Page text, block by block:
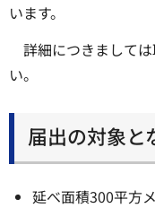
います。
詳細につきまして
い。
届出の対象と
延べ面積300平方